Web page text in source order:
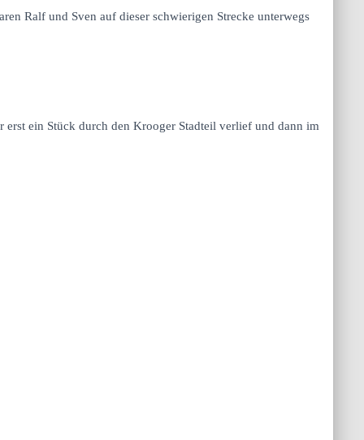
Ralf und Sven auf dieser schwierigen Strecke unterwegs
ein Stück durch den Krooger Stadteil verlief und dann im